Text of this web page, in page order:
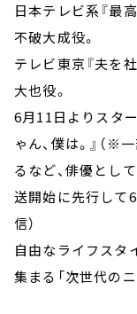
日本テレビ系『最
不破大成役。
テレビ東京『夫を
大也役。
6月11日よりスタ
ゃん、僕は。』（※
るなど、俳優とし
送開始に先行して
信）
自由なライフスタ
集まる「次世代の